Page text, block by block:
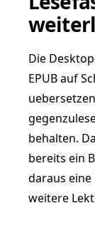
Die
EPUB auf
behalten.
bereits ein
daraus
weitere